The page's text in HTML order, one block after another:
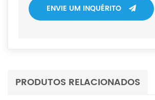
ENVIE UM INQUÉRITO
PRODUTOS RELACIONADOS